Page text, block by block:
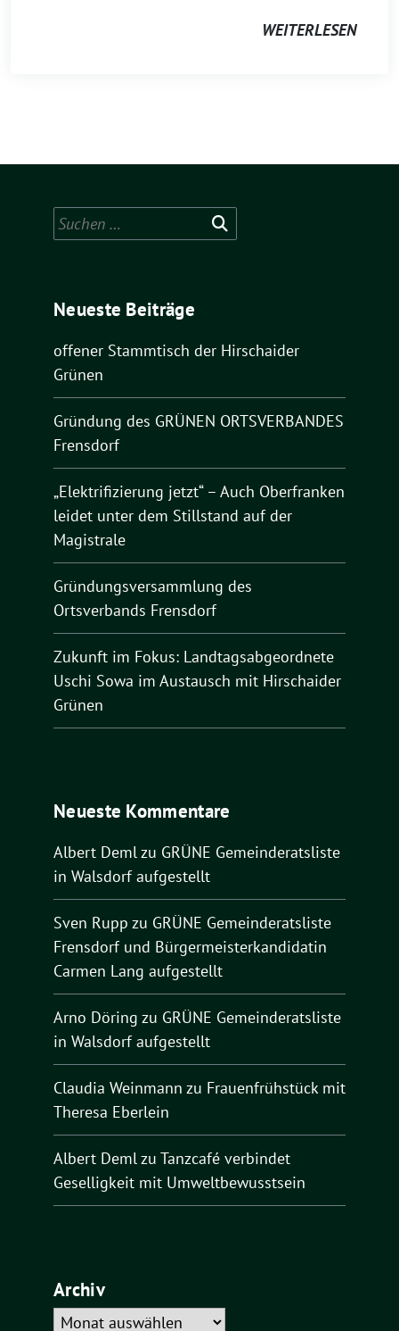
WEITERLESEN
Suchen
nach:
Neueste Beiträge
offener Stammtisch der Hirschaider
Grünen
Gründung des GRÜNEN ORTSVERBANDES
Frensdorf
„Elektrifizierung jetzt“ – Auch Oberfranken
leidet unter dem Stillstand auf der
Magistrale
Gründungsversammlung des
Ortsverbands Frensdorf
Zukunft im Fokus: Landtagsabgeordnete
Uschi Sowa im Austausch mit Hirschaider
Grünen
Neueste Kommentare
Albert Demlzu GRÜNE Gemeinderatsliste
in Walsdorf aufgestellt
Sven Rupp zu GRÜNE Gemeinderatsliste
Frensdorf und Bürgermeisterkandidatin
Carmen Lang aufgestellt
Arno Döring zu GRÜNE Gemeinderatsliste
in Walsdorf aufgestellt
Claudia Weinmann zu Frauenfrühstück mit
Theresa Eberlein
Albert Demlzu Tanzcafé verbindet
Geselligkeit mit Umweltbewusstsein
Archiv
Archiv